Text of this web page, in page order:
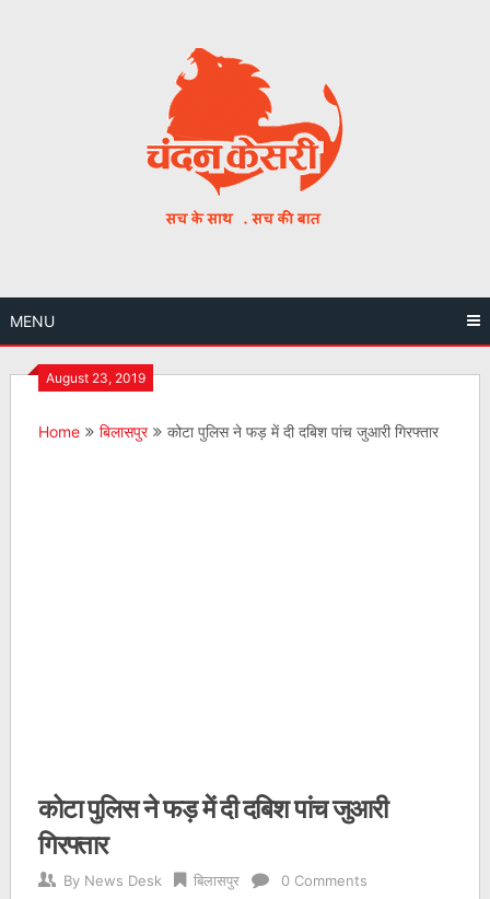
MENU
August 23, 2019
Home बिलासपुर कोटा पुलिस ने फड़ में दी दबिश पांच जुआरी गिरफ्तार
कोटा पुलिस ने फड़ में दी दबिश पांच जुआरी
गिरफ्तार
By News Desk बिलासपुर 0 Comments